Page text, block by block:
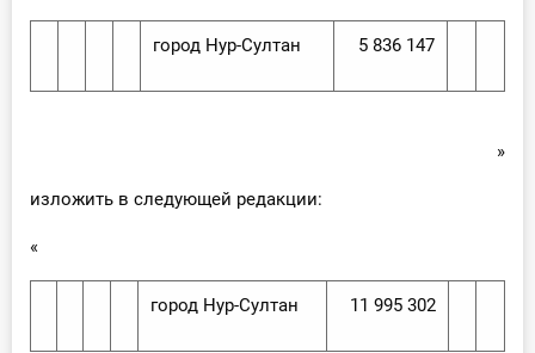
город Нур-Султан 5 836 147
»
изложить в следующей редакции:
«
город Нур-Султан 11 995 302